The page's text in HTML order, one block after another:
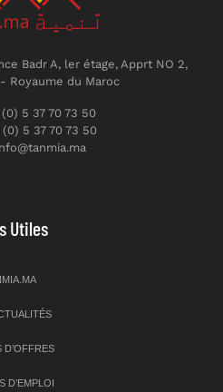
Badr A, ler étage, Apprt NO 2,
Royaume du Maroc
5 37 70 73 50
(0) 5 37 70 73 50
Utiles
D’OFFRES
D’EMPLOI